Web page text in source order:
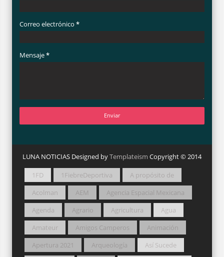
Correo electrónico *
Mensaje*
LUNA NOTICIAS Designed byTemplateism Copyright © 2014
1FD 1FiebreDeportiva
A propósito de
Acolman
AEM
Agencia Espacial Mexicana
Agenda
Agrario Agricultura
Agua
Amateur
Amigos Camperos
Animación
Apertura 2021
Arqueología
Así Sucede